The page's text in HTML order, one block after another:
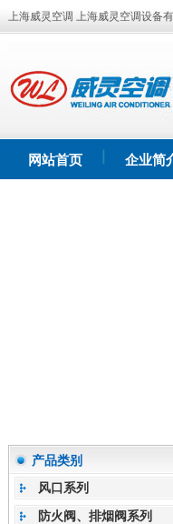
上海威灵空调 上海威灵空调设备
网站首页 企业简
产品类别
风口系列
防火阀、排烟阀系列